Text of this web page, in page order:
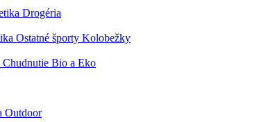
Drogéria
Ostatné športy Kolobežky
Chudnutie Bio a Eko
Outdoor